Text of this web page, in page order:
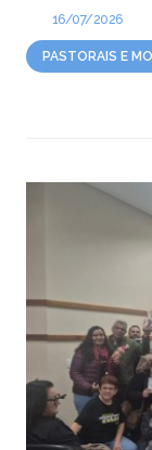
16/07/2026
PASTORAIS E